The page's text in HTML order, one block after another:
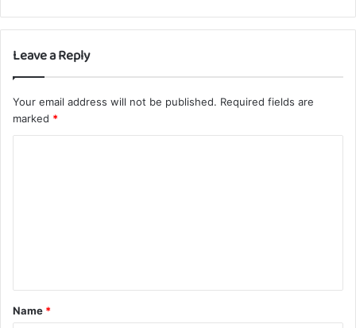
Leave a Reply
Your email address will not be published. Required fields are
marked *
t
*
Name *